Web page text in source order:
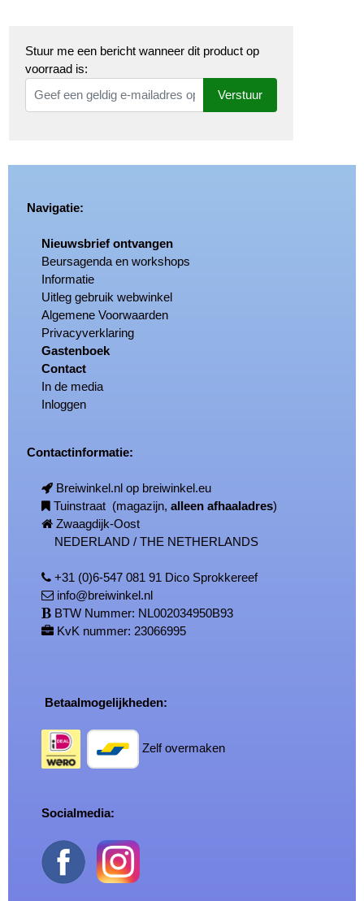
Stuur me een bericht wanneer dit product op
voorraad is:
Verstuur
Navigatie:
Nieuwsbrief ontvangen
Beursagenda en workshops
Informatie
Uitleg gebruik webwinkel
Algemene Voorwaarden
Privacyverklaring
Gastenboek
Contact
In de media
Inloggen
Contactinformatie:
Breiwinkel.nl op breiwinkel.eu
Tuinstraat (magazijn,alleen afhaaladres)
Zwaagdijk-Oost
NEDERLAND / THE NETHERLANDS
+31 (0)6-547 081 91 Dico Sprokkereef
info@breiwinkel.nl
BTW Nummer: NL002034950B93
KvK nummer: 23066995
Betaalmogelijkheden:
Zelf overmaken
Socialmedia: